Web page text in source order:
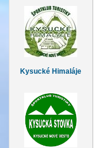
Kysucké Himaláje